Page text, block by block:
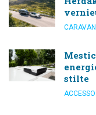
stilte